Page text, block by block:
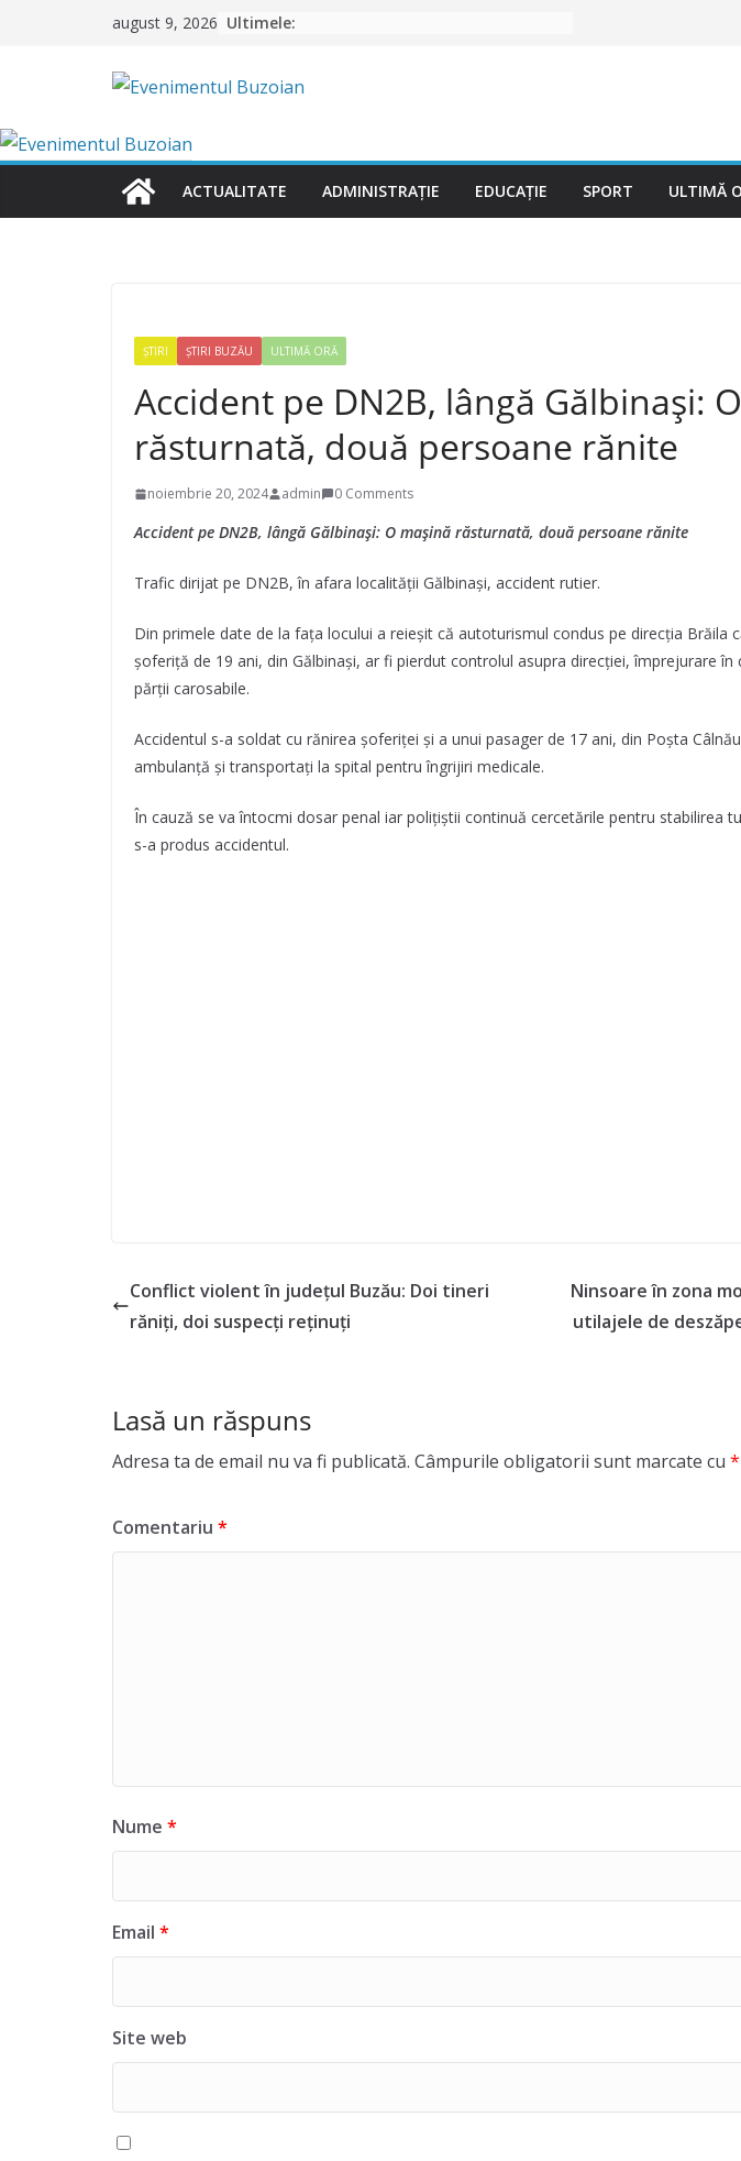
august 9, 2026 Ultimele:
ACTUALITATE ADMINISTRAȚIE EDUCAȚIE SPORT ULTIMĂ
ȘTIRI ȘTIRI BUZĂU ULTIMĂ ORĂ
Accident pe DN2B, lângă Gălbinași:
răsturnată, două persoane rănite
noiembrie 20, 2024 admin 0 Comments
Accident pe DN2B, lângă Gălbinași: O mașină răsturnată, două persoane rănite
Trafic dirijat pe DN2B, în afara localității Gălbinași, accident rutier.
Din primele date de la fața locului a reieșit că autoturismul condus pe direcția Brăila
șoferiță de 19 ani, din Gălbinași, ar fi pierdut controlul asupra direcției, împrejurare în
părții carosabile.
Accidentul s-a soldat cu rănirea șoferiței și a unui pasager de 17 ani, din Poșta
ambulanță și transportați la spital pentru îngrijiri medicale.
În cauză se va întocmi dosar penal iar polițiștii continuă cercetările pentru stabilirea
s-a produs accidentul.
Conflict violent în județul Buzău: Doi tineri
răniți, doi suspecți reținuți
Ninsoare în zona
utilajele de
Lasă un răspuns
Adresa ta de email nu va fi publicată. Câmpurile obligatorii sunt marcate cu *
Comentariu *
Nume *
Email *
Site web